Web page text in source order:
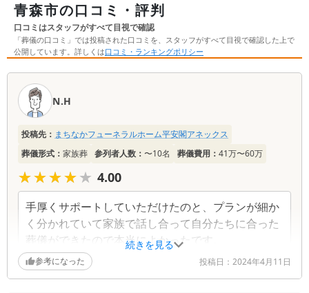
青森市の口コミ・評判
口コミはスタッフがすべて目視で確認
「葬儀の口コミ」では投稿された口コミを、スタッフがすべて目視で確認した上で
公開しています。詳しくは口コミ・ランキングポリシー
続きを見る
N.H
投稿先： まちなかフューネラルホーム平安閣アネックス
葬儀形式： 家族葬 参列者人数： 〜10名 葬儀費用： 41万〜60万
★★★★★
★★★★★ 4.00
手厚くサポートしていただけたのと、プランが細か
く分かれていて家族で話し合って自分たちに合った
葬儀ができたので本当によかったです。
参考になった 投稿日： 2024年4月11日